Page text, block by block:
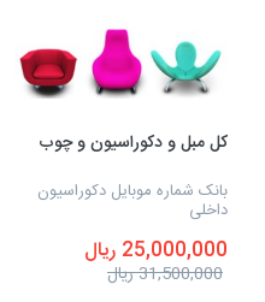
کل مبل و دکوراسیون و چوب
بانک شماره موبایل دکوراسیون
داخلی
25,000,000 ریال
31,500,000 ریال